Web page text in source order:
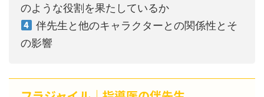
のような役割を果たしているか
伴先生と他のキャラクターとの関係性とそ
の影響